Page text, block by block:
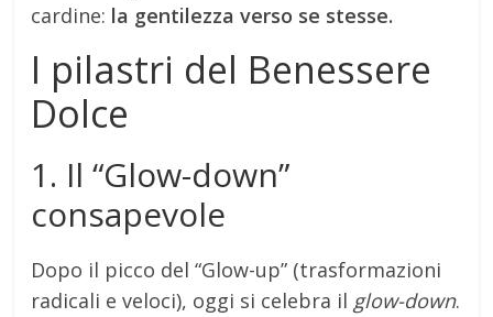
cardine: la gentilezza verso se stesse.
I pilastri del Benessere
Dolce
1. Il “Glow-down”
consapevole
Dopo il picco del “Glow-up” (trasformazioni
radicali e veloci), oggi si celebra il glow-down.